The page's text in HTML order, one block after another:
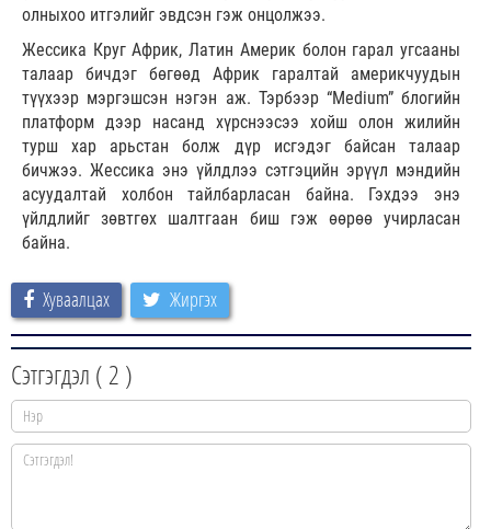
олныхоо итгэлийг эвдсэн гэж онцолжээ.
Жессика Круг Африк, Латин Америк болон гарал угсааны
талаар бичдэг бөгөөд Африк гаралтай америкчуудын
түүхээр мэргэшсэн нэгэн аж. Тэрбээр “Medium” блогийн
платформ дээр насанд хүрснээсээ хойш олон жилийн
турш хар арьстан болж дүр исгэдэг байсан талаар
бичжээ. Жессика энэ үйлдлээ сэтгэцийн эрүүл мэндийн
асуудалтай холбон тайлбарласан байна. Гэхдээ энэ
үйлдлийг зөвтгөх шалтгаан биш гэж өөрөө учирласан
байна.
Хуваалцах Жиргэх
Сэтгэгдэл (2 )